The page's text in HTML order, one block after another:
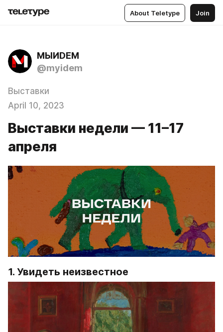
About Teletype Join
МЫИDЕМ
@myidem
Выставки
April 10, 2023
Выставки недели — 11–17
апреля
1. Увидеть неизвестное